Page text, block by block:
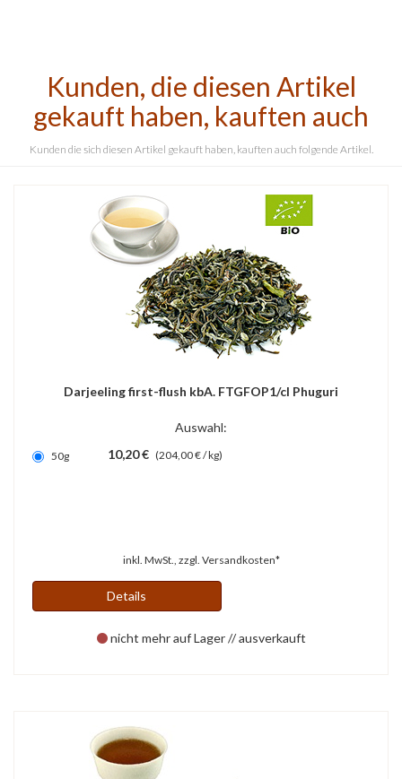
Kunden, die diesen Artikel
gekauft haben, kauften auch
Kunden die sich diesen Artikel gekauft haben, kauften auch folgende Artikel.
Darjeeling first-flush kbA. FTGFOP1/cl Phuguri
Auswahl:
50g 10,20 € (204,00 € / kg)
inkl. MwSt., zzgl. Versandkosten*
Details
nicht mehr auf Lager // ausverkauft